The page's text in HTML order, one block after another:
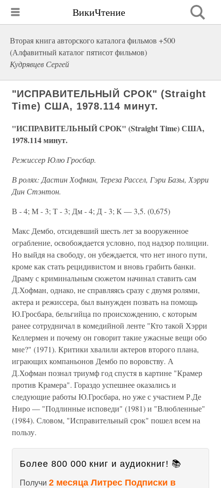
ВикиЧтение
Вторая книга авторского каталога фильмов +500
(Алфавитный каталог пятисот фильмов)
Кудрявцев Сергей
"ИСПРАВИТЕЛЬНЫЙ СРОК" (Straight
Time) США, 1978.114 минут.
"ИСПРАВИТЕЛЬНЫЙ СРОК" (Straight Time) США,
1978.114 минут.
Режиссер Юлю Гросбар.
В ролях: Дастин Хофман, Тереза Рассел, Гэри Базы, Хэрри
Дин Стэнтон.
В - 4; М - 3; Т - 3; Дм - 4; Д - 3; К — 3,5. (0,675)
Макс Дембо, отсидевший шесть лет за вооруженное
ограбление, освобождается условно, под надзор полиции.
Но выйдя на свободу, он убеждается, что нет иного пути,
кроме как стать рецидивистом и вновь грабить банки.
Драму с криминальным сюжетом начинал ставить сам
Д.Хофман, однако, не справляясь сразу с двумя ролями,
актера и режиссера, был вынужден позвать на помощь
Ю.Гросбара, бельгийца по происхождению, с которым
ранее сотрудничал в комедийной ленте "Кто такой Хэрри
Келлермен и почему он говорит такие ужасные вещи обо
мне?" (1971). Критики хвалили актеров второго плана,
играющих компаньонов Дембо по воровству. А
Д.Хофман познал триумф год спустя в картине "Крамер
против Крамера". Гораздо успешнее оказались и
следующие работы Ю.Гросбара, но уже с участием Р.Де
Ниро — "Подлинные исповеди" (1981) и "Влюбленные"
(1984). Словом, "Исправительный срок" пошел всем на
пользу.
Более 800 000 книг и аудиокниг! 📚
Получи 2 месяца Литрес Подписки в